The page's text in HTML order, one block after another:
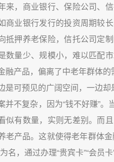
来，商业银行、保险公司、
商业银行发行的投资周期较
抵押养老保险，信托公司定
数量少、规模小，难以匹配
融产品，偏离了中老年群体的
是可预见的广阔空间，一边却
并不复杂，因为“钱不好赚”
似有数量，实则无差别。而
老产品。这就使得老年群体
名，通过办理“贵宾卡”“会员